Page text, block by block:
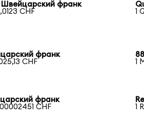
Швейцарский франк
CHF
1
франк
CHF
1
франк
CHF
1